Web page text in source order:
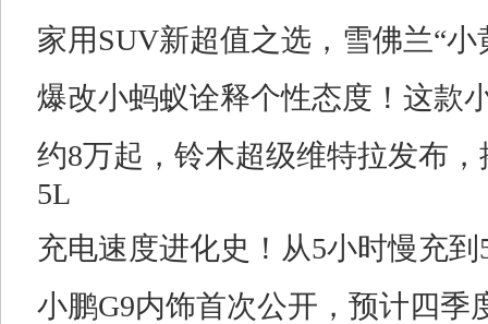
家用SUV新超值之选，雪佛兰“
爆改小蚂蚁诠释个性态度！这款
约8万起，铃木超级维特拉发布
5L
充电速度进化史！从5小时慢充
小鹏G9内饰首次公开，预计四季